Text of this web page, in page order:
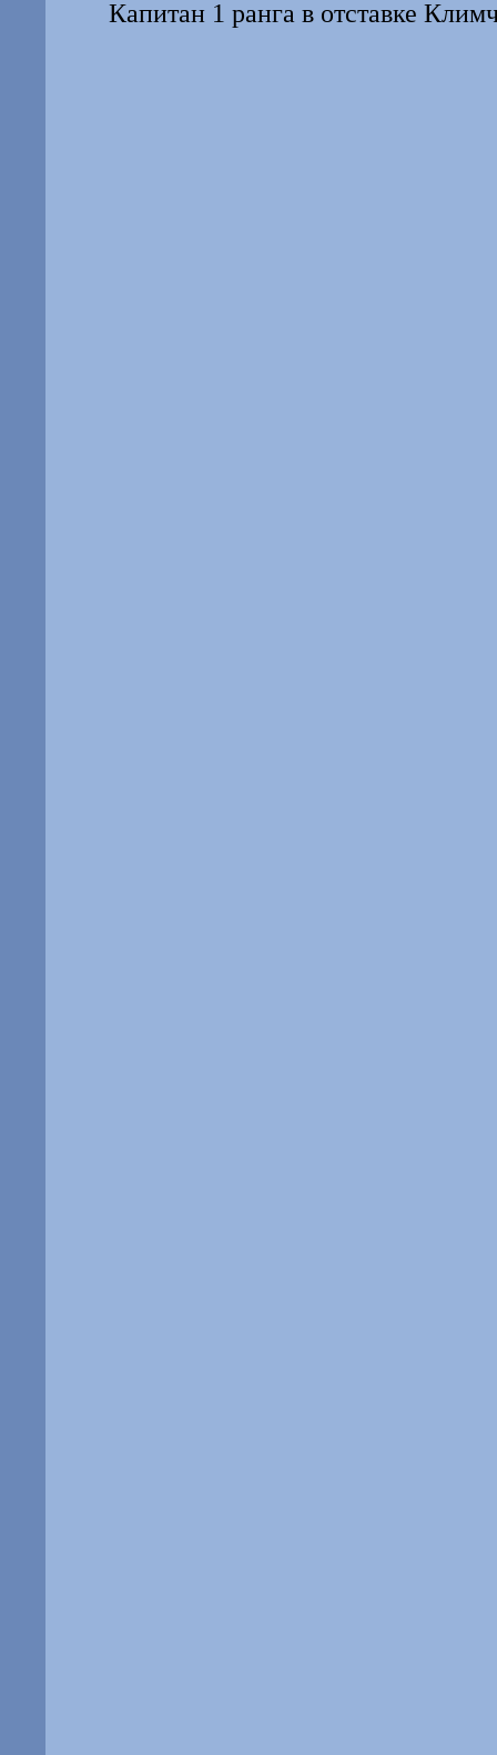
Капитан 1 ранга в отставке